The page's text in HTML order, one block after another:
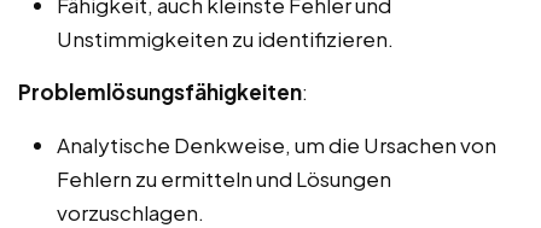
Unstimmigkeiten zu identifizieren.
Problemlösungsfähigkeiten:
Analytische Denkweise, um die Ursachen von
Fehlern zu ermitteln und Lösungen
vorzuschlagen.